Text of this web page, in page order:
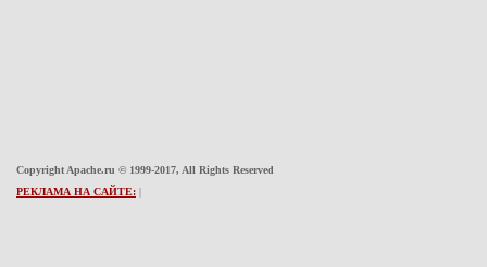
Copyright Apache.ru © 1999-2017, All Rights Reserved
РЕКЛАМА НА САЙТЕ: |